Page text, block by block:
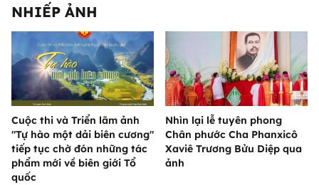
NHIẾP ẢNH
Cuộc thi và Triển lãm ảnh
"Tự hào một dải biên cương"
tiếp tục chờ đón những tác
phẩm mới về biên giới Tổ
quốc
Nhìn lại lễ tuyên phong
Chân phước Cha Phanxicô
Xaviê Trương Bửu Diệp qua
ảnh